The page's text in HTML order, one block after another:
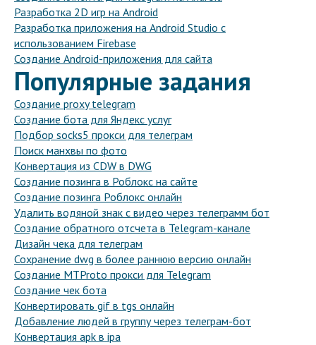
Разработка 2D игр на Android
Разработка приложения на Android Studio с
использованием Firebase
Создание Android-приложения для сайта
Популярные задания
Создание proxy telegram
Создание бота для Яндекс услуг
Подбор socks5 прокси для телеграм
Поиск манхвы по фото
Конвертация из CDW в DWG
Создание позинга в Роблокс на сайте
Создание позинга Роблокс онлайн
Удалить водяной знак с видео через телеграмм бот
Создание обратного отсчета в Telegram-канале
Дизайн чека для телеграм
Сохранение dwg в более раннюю версию онлайн
Создание MTProto прокси для Telegram
Создание чек бота
Конвертировать gif в tgs онлайн
Добавление людей в группу через телеграм-бот
Конвертация apk в ipa